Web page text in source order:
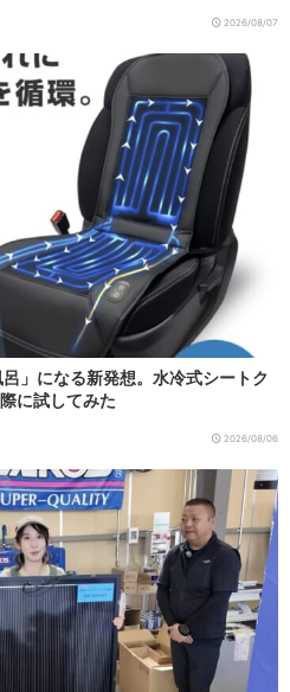
2026/08/07
」になる新発想。水冷式シートク
に試してみた
2026/08/06